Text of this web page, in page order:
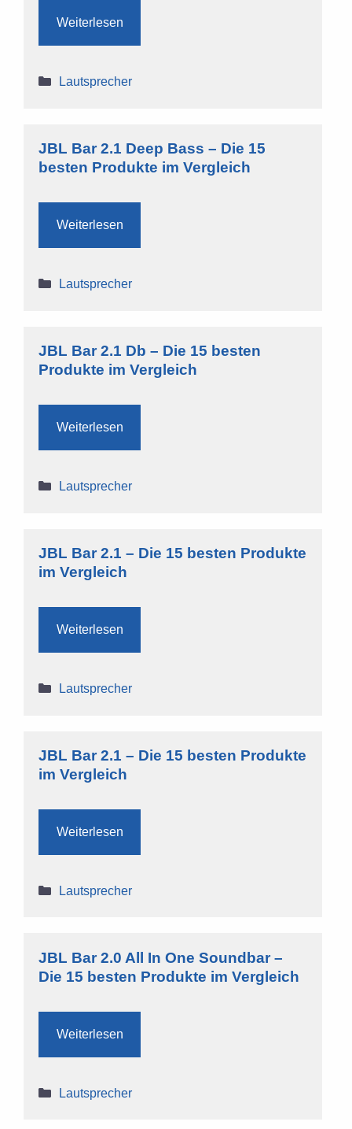
Weiterlesen
Kategorien
Lautsprecher
JBL Bar 2.1 Deep Bass – Die 15
besten Produkte im Vergleich
Weiterlesen
Kategorien
Lautsprecher
JBL Bar 2.1 Db – Die 15 besten
Produkte im Vergleich
Weiterlesen
Kategorien
Lautsprecher
JBL Bar 2.1 – Die 15 besten Produkte
im Vergleich
Weiterlesen
Kategorien
Lautsprecher
JBL Bar 2.1 – Die 15 besten Produkte
im Vergleich
Weiterlesen
Kategorien
Lautsprecher
JBL Bar 2.0 All In One Soundbar –
Die 15 besten Produkte im Vergleich
Weiterlesen
Kategorien
Lautsprecher